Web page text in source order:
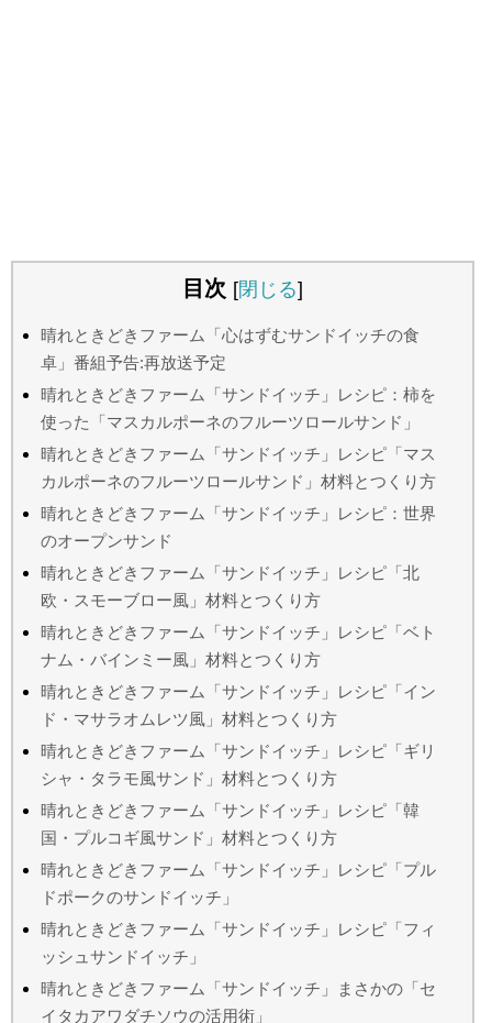
目次 [閉じる]
晴れときどきファーム「心はずむサンドイッチの食
卓」番組予告:再放送予定
晴れときどきファーム「サンドイッチ」レシピ：柿を
使った「マスカルポーネのフルーツロールサンド」
晴れときどきファーム「サンドイッチ」レシピ「マス
カルポーネのフルーツロールサンド」材料とつくり方
晴れときどきファーム「サンドイッチ」レシピ：世界
のオープンサンド
晴れときどきファーム「サンドイッチ」レシピ「北
欧・スモーブロー風」材料とつくり方
晴れときどきファーム「サンドイッチ」レシピ「ベト
ナム・バインミー風」材料とつくり方
晴れときどきファーム「サンドイッチ」レシピ「イン
ド・マサラオムレツ風」材料とつくり方
晴れときどきファーム「サンドイッチ」レシピ「ギリ
シャ・タラモ風サンド」材料とつくり方
晴れときどきファーム「サンドイッチ」レシピ「韓
国・プルコギ風サンド」材料とつくり方
晴れときどきファーム「サンドイッチ」レシピ「プル
ドポークのサンドイッチ」
晴れときどきファーム「サンドイッチ」レシピ「フィ
ッシュサンドイッチ」
晴れときどきファーム「サンドイッチ」まさかの「セ
イタカアワダチソウの活用術」